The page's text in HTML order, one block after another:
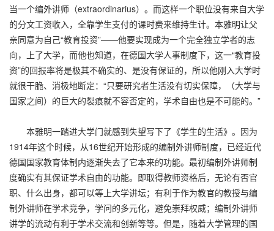
当一个编外讲师（extraordinarius）。而这样一个职位没有来自大学
的分文工资收入，全靠学生支付的课时费来维持生计。本雅明让父
亲同意为自己“教育投资”——他要实现成为一个完全独立学者的志
向，上了大学，而他也知道，在德国大学人事制度下，这一“教育投
资”的回报率将是极其不确实的、是没有保证的，所以他刚入大学时
就很干脆、消极地断定：“只要研究者生活没有切实保障，（大学与
国家之间）的巨大的裂痕就不容否定的，学术自由也是不可能的。”
本雅明一踏进大学门就感到失望写下了《学生的生活》。因为
1914年这个时候，从16世纪开始形成的编制外讲师制度，已经近代
德国国家教育体制内逐渐失去了它本来的功能。最初编制外讲师制
度确实有其保证学术自由的功能。即取得教师资格后，无论有否官
职、什么出身，都可以等上大学讲坛；有利于作为教官的教授与编
制外讲师在学术竞争，学问的多元化，避免崇拜权威；编制外讲师
讲学的流动有利于学术交流和创新等等。但是，随着大学管理的国